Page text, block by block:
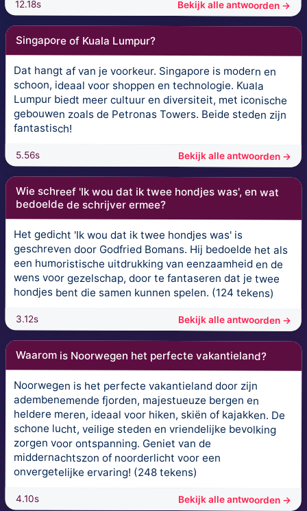
12.18s Bekijk alle antwoorden →
Singapore of Kuala Lumpur?
Dat hangt af van je voorkeur. Singapore is modern en
schoon, ideaal voor shoppen en technologie. Kuala
Lumpur biedt meer cultuur en diversiteit, met iconische
gebouwen zoals de Petronas Towers. Beide steden zijn
fantastisch!
5.56s Bekijk alle antwoorden →
Wie schreef 'Ik wou dat ik twee hondjes was', en wat
bedoelde de schrijver ermee?
Het gedicht 'Ik wou dat ik twee hondjes was' is
geschreven door Godfried Bomans. Hij bedoelde het als
een humoristische uitdrukking van eenzaamheid en de
wens voor gezelschap, door te fantaseren dat je twee
hondjes bent die samen kunnen spelen. (124 tekens)
3.12s Bekijk alle antwoorden →
Waarom is Noorwegen het perfecte vakantieland?
Noorwegen is het perfecte vakantieland door zijn
adembenemende fjorden, majestueuze bergen en
heldere meren, ideaal voor hiken, skiën of kajakken. De
schone lucht, veilige steden en vriendelijke bevolking
zorgen voor ontspanning. Geniet van de
middernachtszon of noorderlicht voor een
onvergetelijke ervaring! (248 tekens)
4.10s Bekijk alle antwoorden →